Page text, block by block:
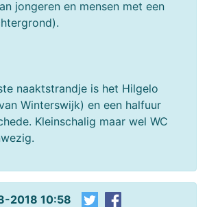
jongeren en mensen met een
naaktstrandje is het Hilgelo
Winterswijk) en een halfuur
Kleinschalig maar wel WC
2018 10:58